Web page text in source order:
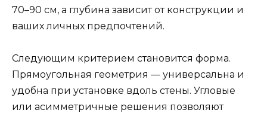
70–90 см, а глубина зависит от конструкции и
ваших личных предпочтений.
Следующим критерием становится форма.
Прямоугольная геометрия — универсальна и
удобна при установке вдоль стены. Угловые
или асимметричные решения позволяют